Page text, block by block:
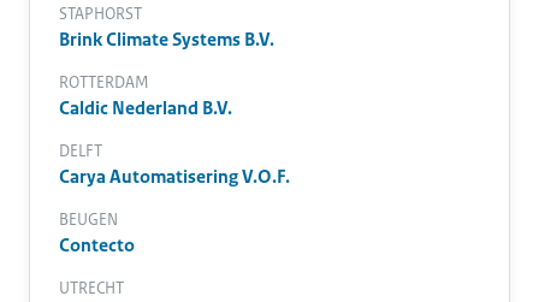
STAPHORST
Brink Climate Systems B.V.
ROTTERDAM
Caldic Nederland B.V.
DELFT
Carya Automatisering V.O.F.
BEUGEN
Contecto
UTRECHT